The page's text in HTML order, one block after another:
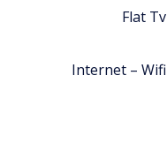
Flat Tv
Internet – Wifi